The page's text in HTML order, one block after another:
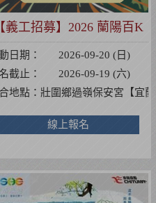
【義工招募】2026 蘭陽百K
自行車挑戰賽
日期：
2026-09-20 (日)
截止：
2026-09-19 (六)
地點： 壯圍鄉過嶺保安宮【宜
線上報名